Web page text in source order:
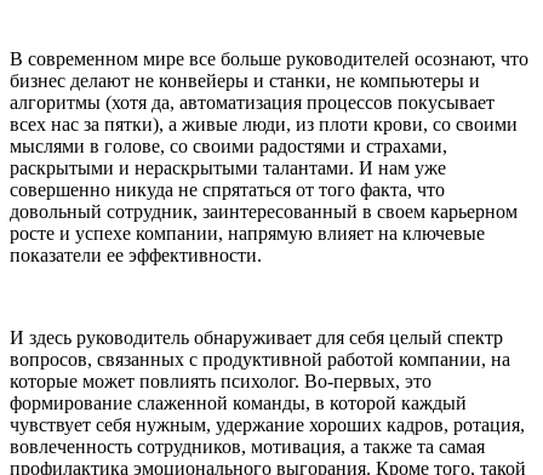
В современном мире все больше руководителей осознают, что
бизнес делают не конвейеры и станки, не компьютеры и
алгоритмы (хотя да, автоматизация процессов покусывает
всех нас за пятки), а живые люди, из плоти крови, со своими
мыслями в голове, со своими радостями и страхами,
раскрытыми и нераскрытыми талантами. И нам уже
совершенно никуда не спрятаться от того факта, что
довольный сотрудник, заинтересованный в своем карьерном
росте и успехе компании, напрямую влияет на ключевые
показатели ее эффективности.
И здесь руководитель обнаруживает для себя целый спектр
вопросов, связанных с продуктивной работой компании, на
которые может повлиять психолог. Во-первых, это
формирование слаженной команды, в которой каждый
чувствует себя нужным, удержание хороших кадров, ротация,
вовлеченность сотрудников, мотивация, а также та самая
профилактика эмоционального выгорания. Кроме того, такой